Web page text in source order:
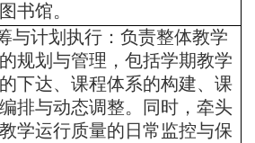
书馆。
与计划执行：负责整体教学
规划与管理，包括学期教学
下达、课程体系的构建、课
排与动态调整。同时，牵头
学运行质量的日常监控与保